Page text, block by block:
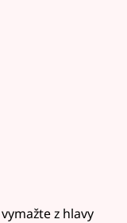
z hlavy